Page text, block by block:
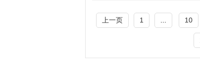
上一页 1 10